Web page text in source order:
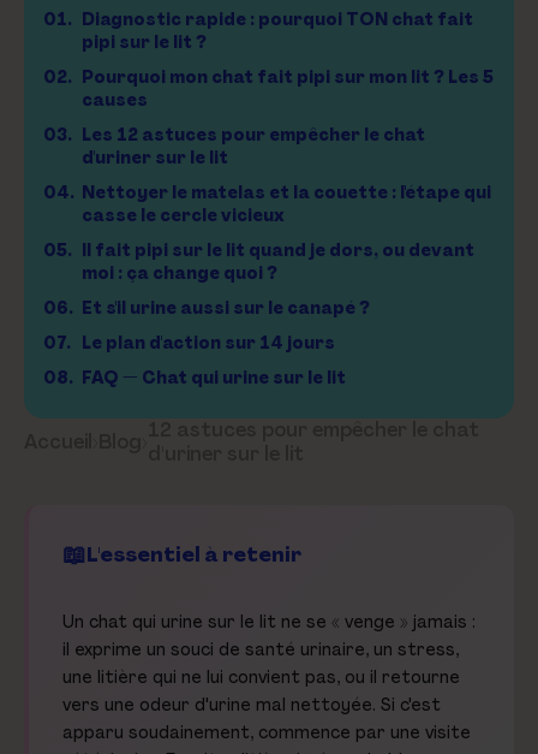
01. Diagnostic rapide : pourquoi TON chat fait
pipi sur le lit ?
02. Pourquoi mon chat fait pipi sur mon lit ? Les 5
causes
03. Les 12 astuces pour empêcher le chat
d'uriner sur le lit
04. Nettoyer le matelas et la couette : l'étape qui
casse le cercle vicieux
05. Il fait pipi sur le lit quand je dors, ou devant
moi : ça change quoi ?
06. Et s'il urine aussi sur le canapé ?
07.
Le plan d'action sur 14 jours
08. FAQ — Chat qui urine sur le lit
L'essentiel à retenir
Un chat qui urine sur le lit ne se « venge » jamais :
il exprime un souci de santé urinaire, un stress,
une litière qui ne lui convient pas, ou il retourne
vers une odeur d'urine mal nettoyée. Si c'est
apparu soudainement, commence par une visite